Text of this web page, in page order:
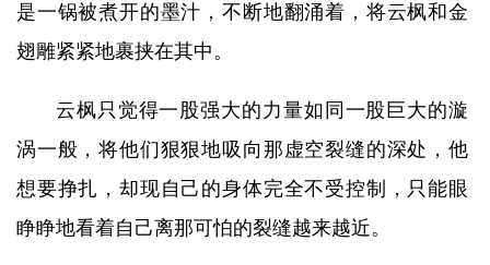
是一锅被煮开的墨汁，不断地翻涌着，将云枫和金
翅雕紧紧地裹挟在其中。
云枫只觉得一股强大的力量如同一股巨大的漩
涡一般，将他们狠狠地吸向那虚空裂缝的深处，他
想要挣扎，却现自己的身体完全不受控制，只能眼
睁睁地看着自己离那可怕的裂缝越来越近。